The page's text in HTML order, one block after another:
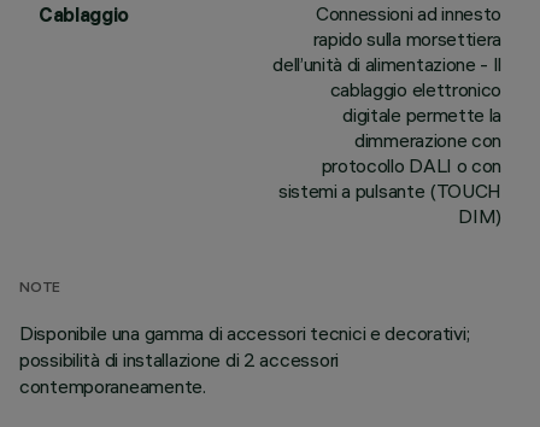
Cablaggio
Connessioni ad innesto
rapido sulla morsettiera
dell’unità di alimentazione - Il
cablaggio elettronico
digitale permette la
dimmerazione con
protocollo DALI o con
sistemi a pulsante (TOUCH
DIM)
NOTE
Disponibile una gamma di accessori tecnici e decorativi;
possibilità di installazione di 2 accessori
contemporaneamente.